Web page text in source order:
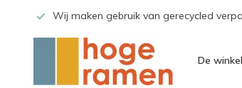
Wij maken gebruik van gerecycled
De winkel